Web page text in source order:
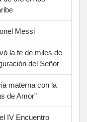
Messi
la fe de miles de
del Señor
materna con la
de Amor”
IV Encuentro